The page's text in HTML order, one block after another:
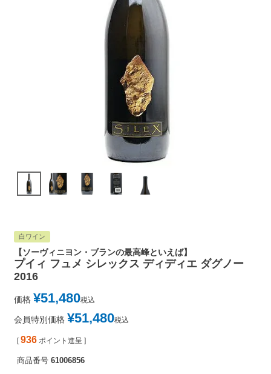
白ワイン
【ソーヴィニヨン・ブランの最高峰といえば】
プイィ フュメ シレックス ディディエ ダグノー
2016
価格 ¥51,480税込
会員特別価格 ¥51,480税込
[ 936 ポイント進呈 ]
商品番号 61006856